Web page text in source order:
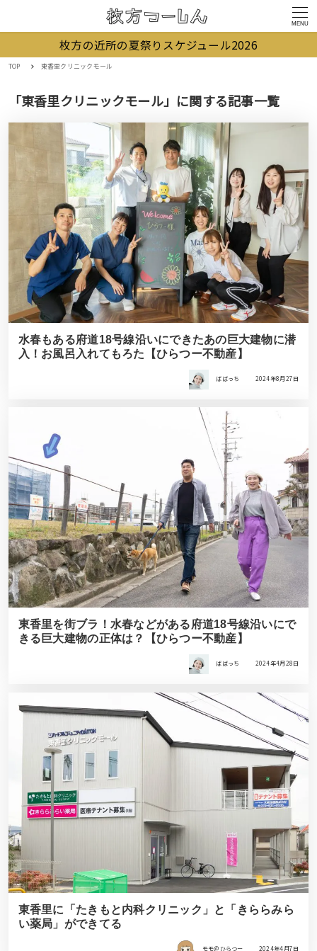
MENU
枚方の近所の夏祭りスケジュール2026
TOP 東香里クリニックモール
「東香里クリニックモール」に関する記事一覧
水春もある府道18号線沿いにできたあの巨大建物に潜
入！お風呂入れてもろた【ひらつー不動産】
ばばっち 2024年8月27日
東香里を街ブラ！水春などがある府道18号線沿いにで
きる巨大建物の正体は？【ひらつー不動産】
ばばっち 2024年4月28日
東香里に「たきもと内科クリニック」と「きららみら
い薬局」ができてる
モモ＠ひらつー 2024年4月7日